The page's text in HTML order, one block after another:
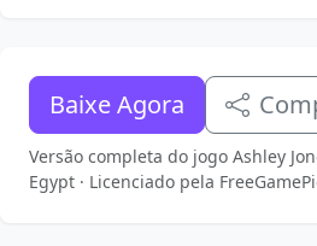
Baixe Agora
Versão completa do jogo Ashley
Egypt · Licenciado pela